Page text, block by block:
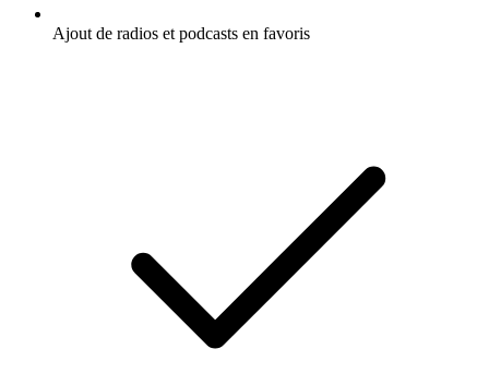
Ajout de radios et podcasts en favoris